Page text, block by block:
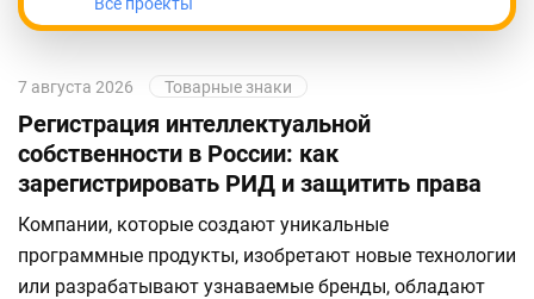
7 августа 2026 Товарные знаки
Регистрация интеллектуальной
собственности в России: как
зарегистрировать РИД и защитить права
Компании, которые создают уникальные
программные продукты, изобретают новые технологии
или разрабатывают узнаваемые бренды, обладают